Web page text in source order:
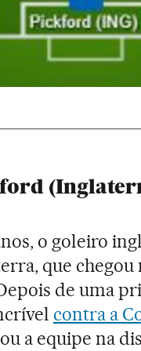
o goleiro
que
de uma
contra a
a equipe na